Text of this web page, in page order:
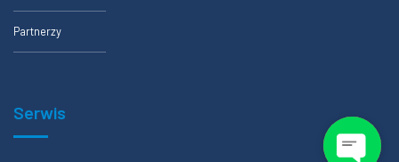
Partnerzy
Serwis